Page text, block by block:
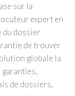
sur la
expert en
du dossier
de trouver
globale la
garanties,
de dossiers,